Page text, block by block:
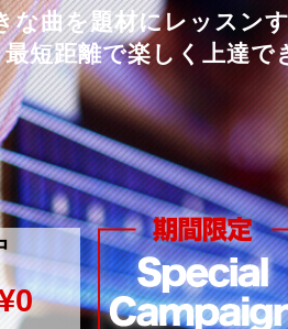
な曲を題材にレッスン
最短距離で楽しく上達で